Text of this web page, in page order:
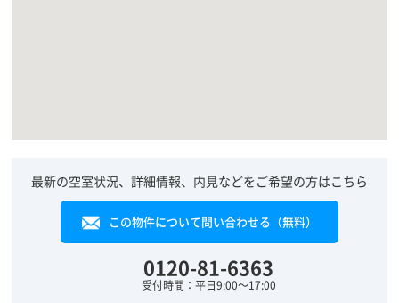
最新の空室状況、詳細情報、内見などをご希望の方はこちら
この物件について問い合わせる（無料）
0120-81-6363
受付時間：平日9:00～17:00